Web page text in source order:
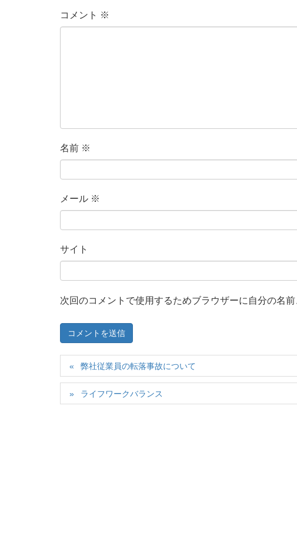
コメント ※
名前 ※
メール ※
サイト
次回のコメントで使用するためブラウザーに自分の名
弊社従業員の転落事故について
ライフワークバランス